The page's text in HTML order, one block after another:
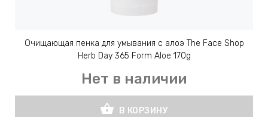
Очищающая пенка для умывания с алоэ The Face Shop
Herb Day 365 Form Aloe 170g
Нет в наличии
shopping_basket В КОРЗИНУ